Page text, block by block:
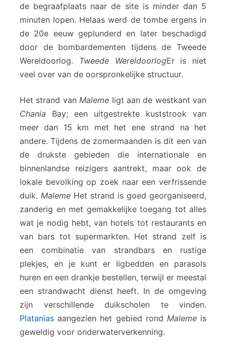
de begraafplaats naar de site is minder dan 5
minuten lopen. Helaas werd de tombe ergens in
de 20e eeuw geplunderd en later beschadigd
door de bombardementen tijdens de Tweede
Wereldoorlog.
Tweede WereldoorlogEr is niet
veel over van de oorspronkelijke structuur.
Het strand van Maleme ligt aan de westkant van
Chania Bay; een uitgestrekte kuststrook van
meer dan 15 km met het ene strand na het
andere. Tijdens de zomermaanden is dit een van
de drukste gebieden die internationale en
binnenlandse reizigers aantrekt, maar ook de
lokale bevolking op zoek naar een verfrissende
duik. Maleme Het strand is goed georganiseerd,
zanderig en met gemakkelijke toegang tot alles
wat je nodig hebt, van hotels tot restaurants en
van bars tot supermarkten. Het strand zelf is
een combinatie van strandbars en rustige
plekjes, en je kunt er ligbedden en parasols
huren en een drankje bestellen, terwijl er meestal
een strandwacht dienst heeft. In de omgeving
zijn verschillende duikscholen te vinden.
Platanias aangezien het gebied rond Malemeis
geweldig voor onderwaterverkenning.